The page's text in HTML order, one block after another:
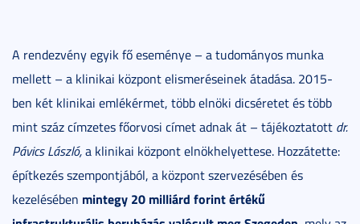
A rendezvény egyik fő eseménye – a tudományos munka
mellett – a klinikai központ elismeréseinek átadása. 2015-
ben két klinikai emlékérmet, több elnöki dicséretet és több
mint száz címzetes főorvosi címet adnak át – tájékoztatott dr.
Pávics László,a klinikai központ elnökhelyettese. Hozzátette:
építkezés szempontjából, a központ szervezésében és
kezelésében mintegy 20 milliárd forint értékű